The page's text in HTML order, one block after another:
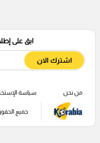
ابق على
اشترك الان
من نحن سياسة
جميع الحقوق